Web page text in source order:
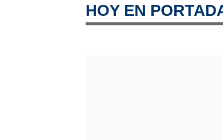
HOY EN